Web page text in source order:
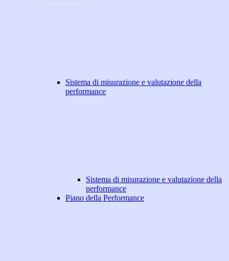
Sistema di misurazione e valutazione della
performance
Sistema di misurazione e valutazione della
performance
Piano della Performance